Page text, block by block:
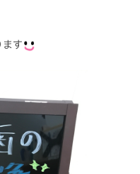
ます